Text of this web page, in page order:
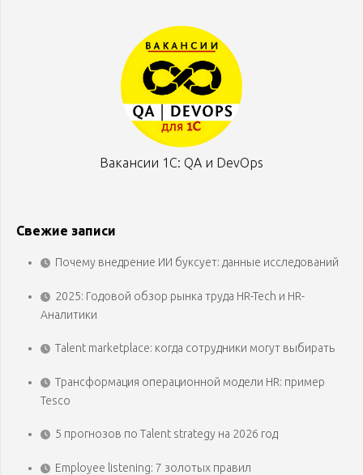
Вакансии 1С: QA и DevOps
Свежие записи
Почему внедрение ИИ буксует: данные исследований
2025: Годовой обзор рынка труда HR-Tech и HR-
Аналитики
Talent marketplace: когда сотрудники могут выбирать
Трансформация операционной модели HR: пример
Tesco
5 прогнозов по Talent strategy на 2026 год
Employee listening: 7 золотых правил